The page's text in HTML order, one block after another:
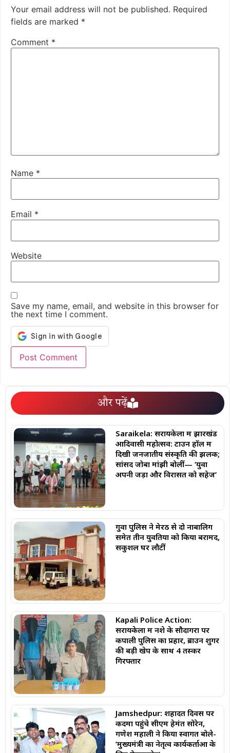
Your email address will not be published. Required
fields are marked *
Comment *
Name *
Email *
Website
Save my name, email, and website in this browser for
the next time I comment.
और पढ़ें
Saraikela: सरायकेला में झारखंड
आदिवासी महोत्सव: टाउन हॉल में
दिखी जनजातीय संस्कृति की झलक;
सांसद जोबा मांझी बोलीं— ‘युवा
अपनी जड़ों और विरासत को सहेजें’
गुवा पुलिस ने मेरठ से दो नाबालिग
समेत तीन युवतियों को किया बरामद,
सकुशल घर लौटीं
Kapali Police Action:
सरायकेला में नशे के सौदागरों पर
कपाली पुलिस का प्रहार, ब्राउन शुगर
की बड़ी खेप के साथ 4 तस्कर
गिरफ्तार
Jamshedpur: शहादत दिवस पर
कदमा पहुंचे सीएम हेमंत सोरेन,
गणेश महाली ने किया स्वागत बोले-
‘मुख्यमंत्री का नेतृत्व कार्यकर्ताओं के